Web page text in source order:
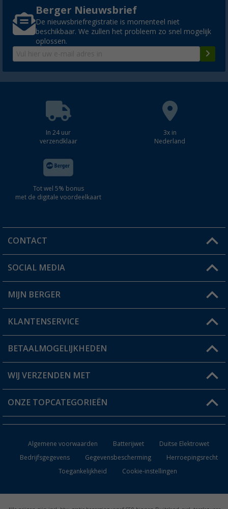
Berger Nieuwsbrief
De nieuwsbriefregistratie is momenteel niet
beschikbaar. We zullen het probleem zo snel mogelijk
oplossen.
In 24 uur
verzendklaar
3x in
Nederland
Tot wel 5% bonus
met de digitale voordeelkaart
CONTACT
Een vraag?
Winkel vinden
SOCIAL MEDIA
MIJN BERGER
Mijn account
Status bestelling
Verlanglijstje
KLANTENSERVICE
FAQ & Contact
Verzendinformatie
Catalogus
BETAALMOGELIJKHEDEN
WIJ VERZENDEN MET
ONZE TOPCATEGORIEËN
Keukenaccessoires
Campingmeubilair
Campingtoiletten
Algemene voorwaarden Batterijwet
Duitse Elektrowet
Bedrijfsgegevens
Gegevensbescherming
Herroepingsrecht
Toegankelijkheid
Cookie-instellingen